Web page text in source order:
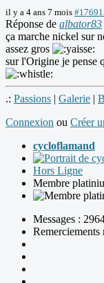
il y a 4 ans 7 mois
Réponse de albator83
ça marche nickel sur
assez gros
sur l'Origine je pense
.: Passions | Galerie |
Connexion ou Créer
cycloflamand
Hors Ligne
Membre
Messages :
Remerciements